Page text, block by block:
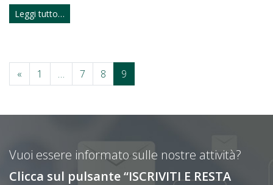
Leggi tutto…
« 1 … 7 8 9
Vuoi essere informato sulle nostre attività?
Clicca sul pulsante “ISCRIVITI E RESTA